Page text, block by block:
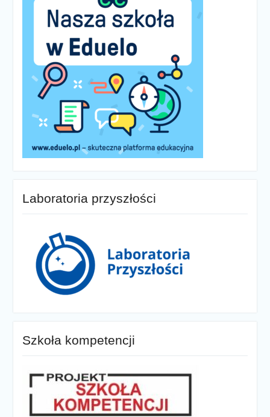
Laboratoria przyszłości
Szkoła kompetencji